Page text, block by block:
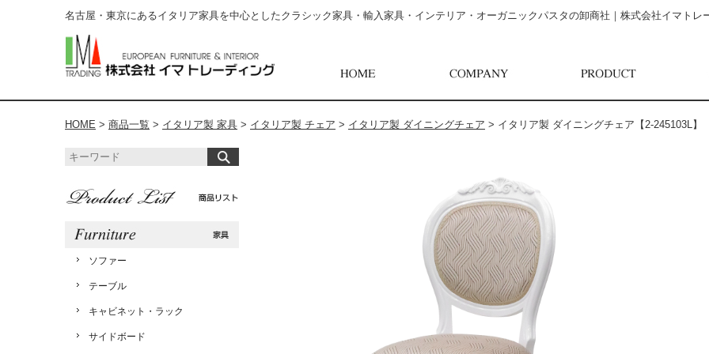
名古屋・東京にあるイタリア家具を中心としたクラシック家具・輸入家具・インテリア・オーガニックパスタの卸商社｜株式会社イマトレ
HOME > 商品一覧 > イタリア製 家具 > イタリア製 チェア > イタリア製 ダイニングチェア > イタリア製 ダイニングチェア【2-245103L】
ソファー
テーブル
キャビネット・ラック
サイドボード